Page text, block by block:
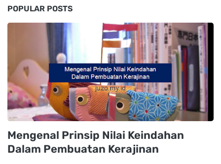
POPULAR POSTS
Mengenal Prinsip Nilai Keindahan
Dalam Pembuatan Kerajinan